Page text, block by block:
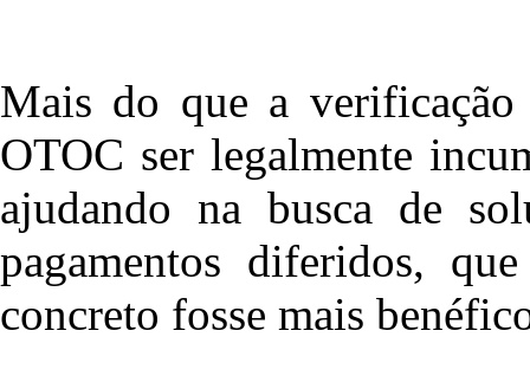
Mais do que a
OTOC ser legalmente
ajudando na busca de
pagamentos diferidos,
concreto fosse mais